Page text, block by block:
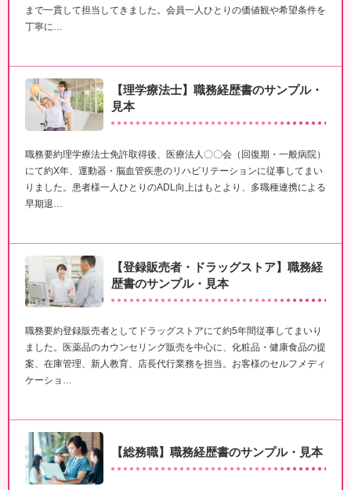
まで一貫して担当してきました。会員一人ひとりの価値観や希望条件を
丁寧に…
【理学療法士】職務経歴書のサンプル・
見本
職務要約理学療法士免許取得後、医療法人〇〇会（回復期・一般病院）
にて約X年、運動器・脳血管疾患のリハビリテーションに従事してまい
りました。患者様一人ひとりのADL向上はもとより、多職種連携による
早期退…
【登録販売者・ドラッグストア】職務経
歴書のサンプル・見本
職務要約登録販売者としてドラッグストアにて約5年間従事してまいり
ました。医薬品のカウンセリング販売を中心に、化粧品・健康食品の提
案、在庫管理、新人教育、店長代行業務を担当。お客様のセルフメディ
ケーショ…
【総務職】職務経歴書のサンプル・見本